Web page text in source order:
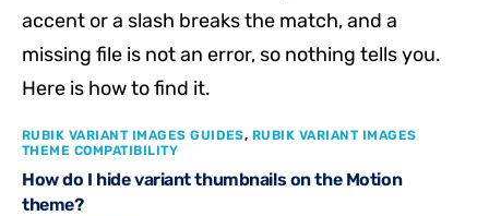
accent or a slash breaks the match, and a
missing file is not an error, so nothing tells you.
Here is how to find it.
RUBIK VARIANT IMAGES GUIDES, RUBIK VARIANT IMAGES
THEME COMPATIBILITY
How do I hide variant thumbnails on the Motion
theme?